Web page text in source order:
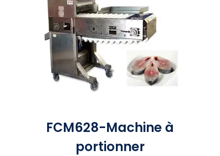
FCM628-Machine à
portionner